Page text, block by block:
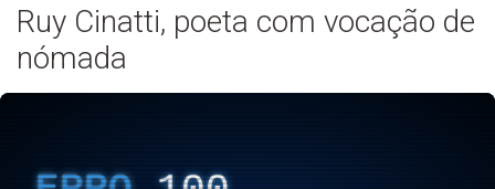
Ruy Cinatti, poeta com vocação de
nómada